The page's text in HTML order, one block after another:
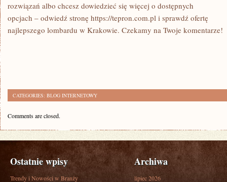
rozwiązań albo chcesz dowiedzieć się więcej o dostępnych
opcjach – odwiedź stronę https://tepron.com.pl i sprawdź ofertę
najlepszego lombardu w Krakowie. Czekamy na Twoje komentarze!
CATEGORIES: BLOG INTERNETOWY
Comments are closed.
Ostatnie wpisy
Trendy i Nowości w Branży
Archiwa
lipiec 2026